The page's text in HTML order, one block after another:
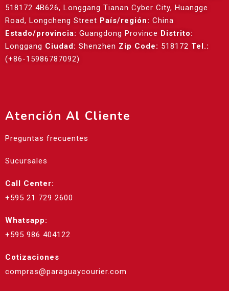
518172 4B626, Longgang Tianan Cyber City, Huangge
Road, Longcheng Street País/región: China
Estado/provincia: Guangdong Province Distrito:
Longgang Ciudad: Shenzhen Zip Code: 518172 Tel.:
(+86-15986787092)
Atención Al Cliente
Preguntas frecuentes
Sucursales
Call Center:
+595 21 729 2600
Whatsapp:
+595 986 404122
Cotizaciones
compras@paraguaycourier.com